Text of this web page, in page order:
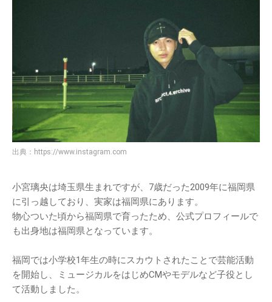
出典： https://www.instagram.com
小宮璃央は埼玉県生まれですが、7歳だった2009年に福岡県
に引っ越しており、実家は福岡県にあります。
物心ついた頃から福岡県で育ったため、公式プロフィールで
も出身地は福岡県となっています。
福岡では小学校1年生の時にスカウトされたことで芸能活動
を開始し、ミュージカルをはじめCMやモデルなど子役とし
て活動しました。